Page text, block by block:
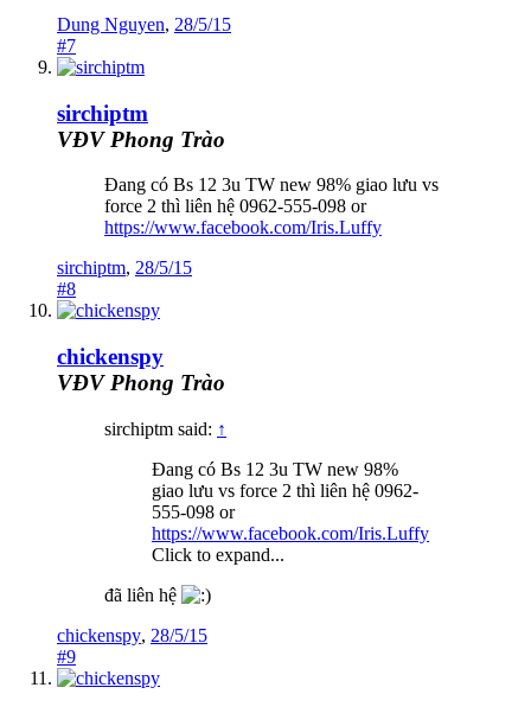
Dung Nguyen, 28/5/15
#7
sirchiptm
VĐV Phong Trào
Đang có Bs 12 3u TW new 98% giao lưu vs
force 2 thì liên hệ 0962-555-098 or
https://www.facebook.com/Iris.Luffy
sirchiptm, 28/5/15
#8
chickenspy
VĐV Phong Trào
sirchiptm said: ↑
Đang có Bs 12 3u TW new 98%
giao lưu vs force 2 thì liên hệ 0962-
555-098 or
https://www.facebook.com/Iris.Luffy
Click to expand...
đã liên hệ
chickenspy, 28/5/15
#9